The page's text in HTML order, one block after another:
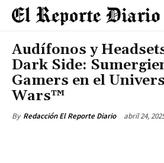
Audífonos y
Dark Side:
Gamers en el
Wars™
By Redacción El Reporte Diario abril 24,